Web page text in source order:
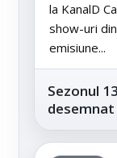
la KanalD
show-uri
emisiune...
Sezonul
este...